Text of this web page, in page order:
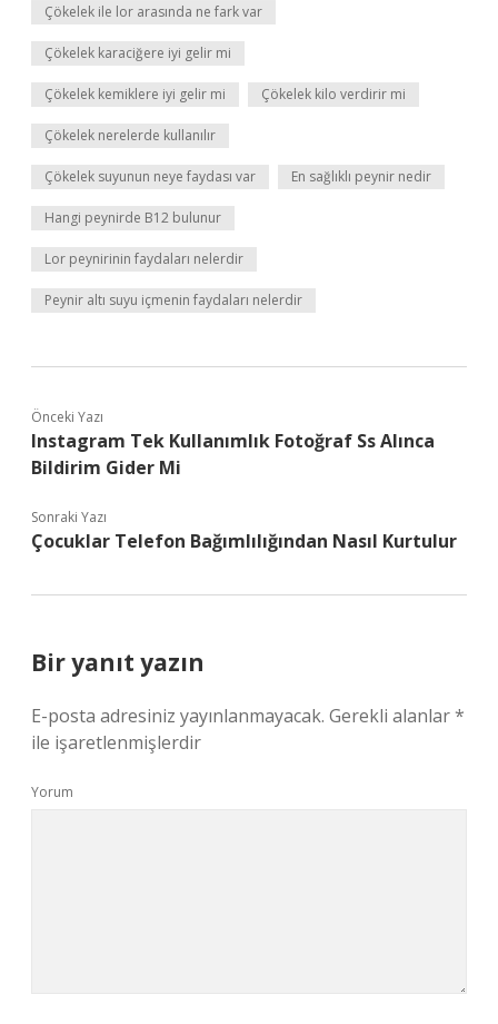
Çökelek ile lor arasında ne fark var
Çökelek karaciğere iyi gelir mi
Çökelek kemiklere iyi gelir mi Çökelek kilo verdirir mi
Çökelek nerelerde kullanılır
Çökelek suyunun neye faydası var En sağlıklı peynir nedir
Hangi peynirde B12 bulunur
Lor peynirinin faydaları nelerdir
Peynir altı suyu içmenin faydaları nelerdir
Önceki Yazı
Instagram Tek Kullanımlık Fotoğraf Ss Alınca
Bildirim Gider Mi
Sonraki Yazı
Çocuklar Telefon Bağımlılığından Nasıl Kurtulur
Bir yanıt yazın
E-posta adresiniz yayınlanmayacak. Gerekli alanlar*
ile işaretlenmişlerdir
Yorum